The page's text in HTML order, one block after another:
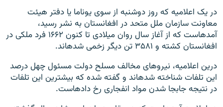
همۀ سایت‌های رادیو آزادی/ رادیو اروپای آزاد
در یک اعلامیه که روز دوشنبه از سوی یوناما یا دفتر هیئت
معاونت سازمان ملل متحد در افغانستان به نشر رسید،
آمده‎است که از آغاز سال روان میلادی تا کنون ۱۶۶۲ فرد ملکی در
افغانستان کشته و ۳۵۸۱ تن دیگر زخمی شده‎اند.
درین اعلامیه، نیروهای مخالف مسلح دولت مسئول چهل درصد
این تلفات شناخته شده‎اند و گفته شده که بیشترین این تلفات
در نتیجه جابجا شدن مواد انفجاری رخ داده‎است.